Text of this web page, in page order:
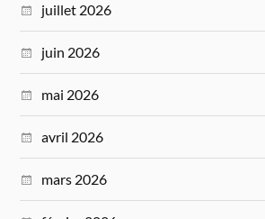
juillet 2026
juin 2026
mai 2026
avril 2026
mars 2026